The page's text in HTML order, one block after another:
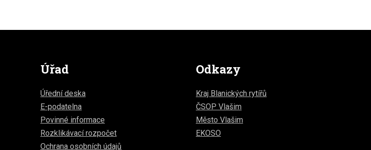
Úřad
Úřední deska
E-podatelna
Povinné informace
Rozklikávací rozpočet
Ochrana osobních údajů
Odkazy
Kraj Blanických rytířů
ČSOP Vlašim
Město Vlašim
EKOSO